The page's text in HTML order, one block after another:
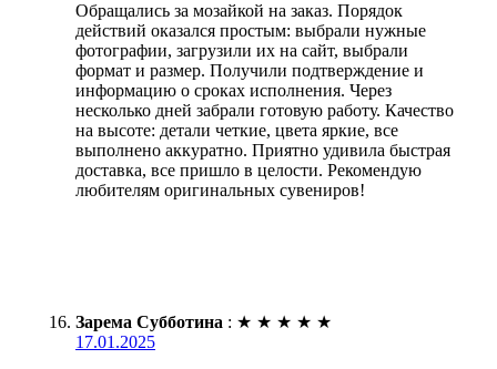
Обращались за мозайкой на заказ. Порядок
действий оказался простым: выбрали нужные
фотографии, загрузили их на сайт, выбрали
формат и размер. Получили подтверждение и
информацию о сроках исполнения. Через
несколько дней забрали готовую работу. Качество
на высоте: детали четкие, цвета яркие, все
выполнено аккуратно. Приятно удивила быстрая
доставка, все пришло в целости. Рекомендую
любителям оригинальных сувениров!
Зарема Субботина : ★ ★ ★ ★ ★
17.01.2025